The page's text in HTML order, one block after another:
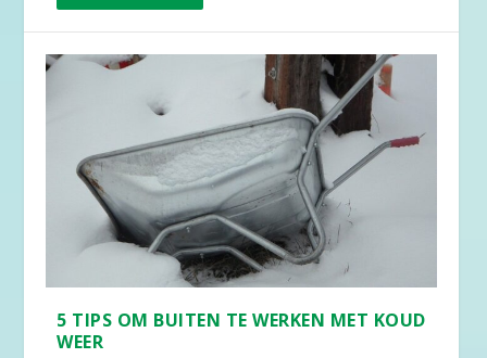
5 TIPS OM BUITEN TE WERKEN MET KOUD
WEER